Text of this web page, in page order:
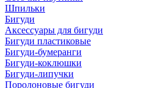
Шпильки
Бигуди
Аксессуары для бигуди
Бигуди пластиковые
Бигуди-бумеранги
Бигуди-коклюшки
Бигуди-липучки
Поролоновые бигуди